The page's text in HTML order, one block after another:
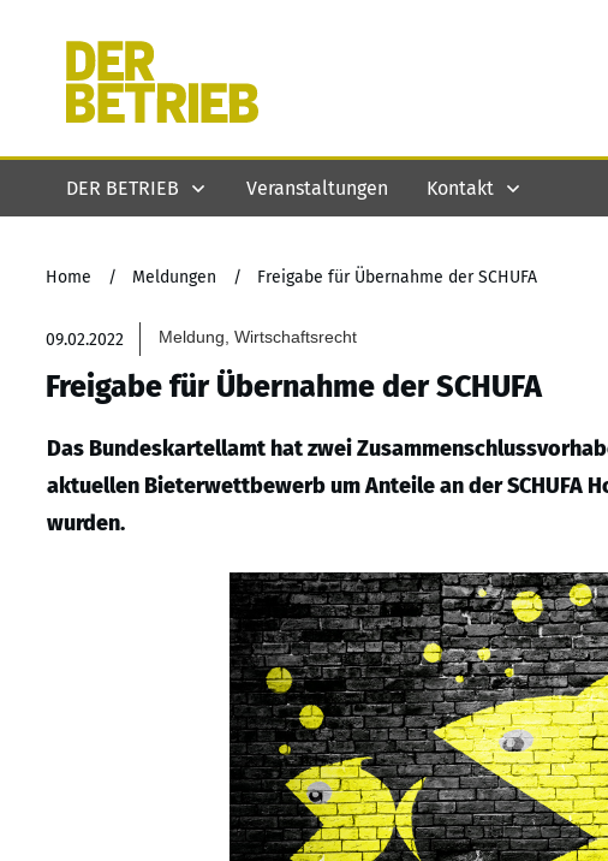
DER BETRIEB Veranstaltungen Kontakt
Home / Meldungen / Freigabe für Übernahme der SCHUFA
09.02.2022 Meldung, Wirtschaftsrecht
Freigabe für Übernahme der SCHUFA
Das Bundeskartellamt hat zwei
aktuellen Bieterwettbewerb um Anteile an der SCHUFA
wurden.